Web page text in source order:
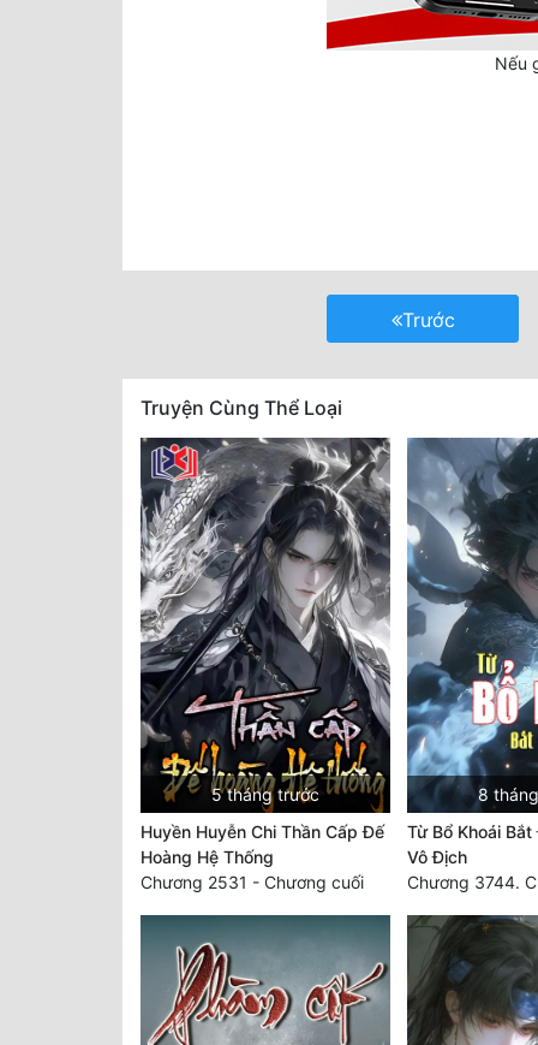
Nếu
Trước
Truyện Cùng Thể Loại
5 tháng trước
Huyền Huyễn Chi Thần Cấp Đế
Hoàng Hệ Thống
Chương 2531 - Chương cuối
8
Từ Bổ Khoái
Vô Địch